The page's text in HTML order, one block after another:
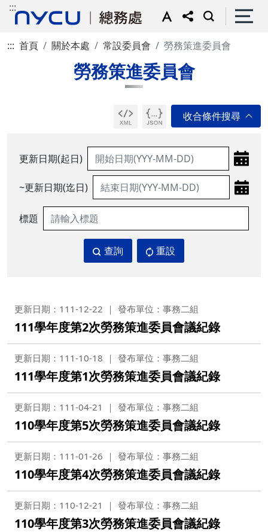
:::
::: 首頁 關於本處 常設委員會 勞務策進委員會
勞務策進委員會
更新日期(起日)
~更新日期(迄日)
標題
查詢 重設
更新日期：111-12-22 發布單位：事務二組
111學年度第2次勞務策進委員會議紀錄
更新日期：111-10-18 發布單位：事務二組
111學年度第1次勞務策進委員會議紀錄
更新日期：111-04-21 發布單位：事務二組
110學年度第5次勞務策進委員會議紀錄
更新日期：111-01-26 發布單位：事務二組
110學年度第4次勞務策進委員會議紀錄
更新日期：110-12-21 發布單位：事務二組
110學年度第3次勞務策進委員會議紀錄